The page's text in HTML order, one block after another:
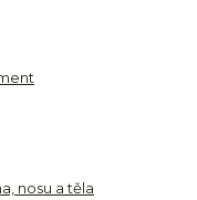
nosu a těla